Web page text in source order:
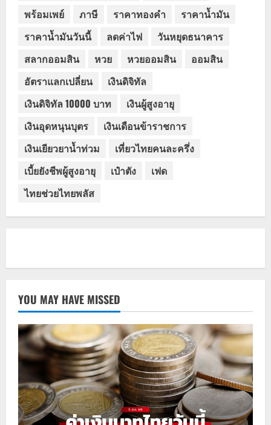
พร้อมเพย์
ภาษี ราคาทองคำ
ราคาน้ำมัน
ราคาน้ำมันวันนี้
ลดค่าไฟ
วันหยุดธนาคาร
สลากออมสิน
หวย หวยออมสิน
ออมสิน
อัตราแลกเปลี่ยน
เงินดิจิทัล
เงินดิจิทัล 10000 บาท
เงินผู้สูงอายุ
เงินอุดหนุนบุตร
เงินเดือนข้าราชการ
เงินเยียวยาน้ำท่วม
เที่ยวไทยคนละครึ่ง
เบี้ยยังชีพผู้สูงอายุ
เป๋าตัง
เฟด
ไทยช่วยไทยพลัส
YOU MAY HAVE MISSED